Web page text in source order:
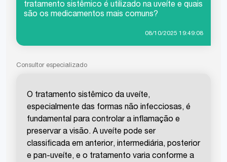
tratamento sistêmico é utilizado na uveíte e quais
são os medicamentos mais comuns?
08/10/2025 19:49:08
Consultor especializado
O tratamento sistêmico da uveíte,
especialmente das formas não infecciosas, é
fundamental para controlar a inflamação e
preservar a visão. A uveíte pode ser
classificada em anterior, intermediária, posterior
e pan-uveíte, e o tratamento varia conforme a